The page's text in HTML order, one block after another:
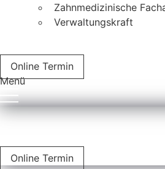
Zahnmedizinische
Verwaltungskraft
Online Termin
Menü
Online Termin